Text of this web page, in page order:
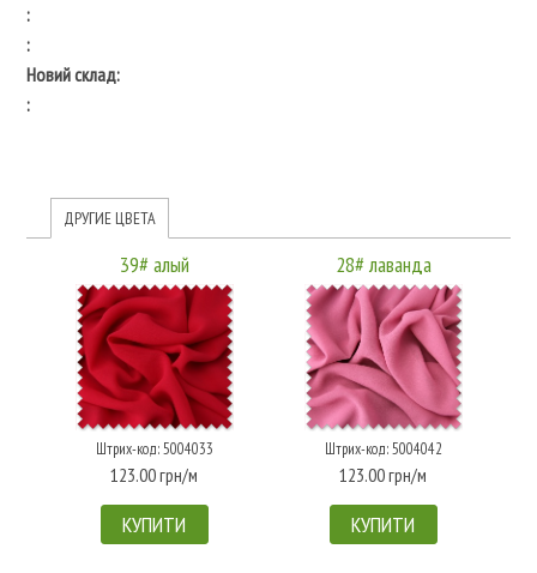
:
:
Новий склад:
:
ДРУГИЕ ЦВЕТА
39# алый
Штрих-код: 5004033
123.00 грн/м
КУПИТИ
28# лаванда
Штрих-код: 5004042
123.00 грн/м
КУПИТИ